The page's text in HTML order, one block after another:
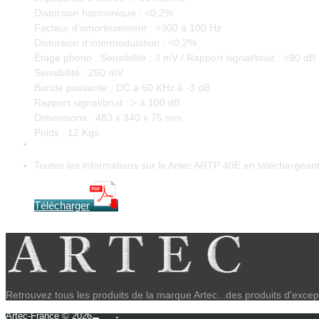
Distorsion harmonique : <0,2%
Facteur d'amortissement : >300 à 100 Hz
Distorsion d'intermodulation : <0,2%
Étage phono : Sensibilité : 3 mV / Rapport signal/bruit : >90 dB
Sensibilité : 250 mV
Bande passante : DC à 60 KHz à -3 dB
Rapport signal/bruit : > à 100 dB
Dimensions : 483 x 340 x 75 mm
Poids : 12 Kgs
Toutes les informations sur le Artec ARTP 40E en
Télécharger
Retrouvez tous les produits de la marque Artec...des produits
Artec-France © 2026